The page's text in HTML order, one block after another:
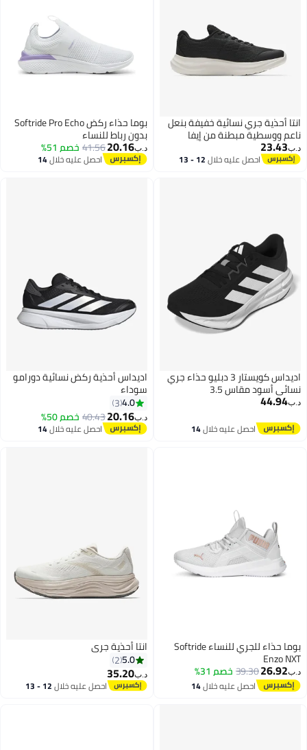
انتا أحذية جري نسائية خفيفة بنعل
ناعم ووسطية مبطنة من إيفا
د.ب‏23.43
احصل عليه خلال 12 - 13
بوما حذاء ركض Softride Pro Echo
بدون رباط للنساء
د.ب‏20.16
41.56خصم 51%
احصل عليه خلال14
اديداس كويستار 3 دبليو حذاء جري
نسائي أسود مقاس 3.5
د.ب‏44.94
احصل عليه خلال14
اديداس أحذية ركض نسائية دورامو
سوداء
4.0
3
د.ب‏20.16
40.43خصم 50%
احصل عليه خلال14
بوما حذاء للجري للنساء Softride
Enzo NXT
د.ب‏26.92
39.30خصم 31%
احصل عليه خلال14
انتا أحذية جري
5.0
2
د.ب‏35.20
احصل عليه خلال 12 - 13